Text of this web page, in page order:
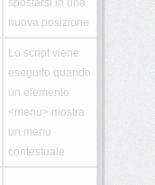
spostarsi in una
nuova posizione
Lo script viene
eseguito quando
un elemento
<menu> mostra
un menu
contestuale